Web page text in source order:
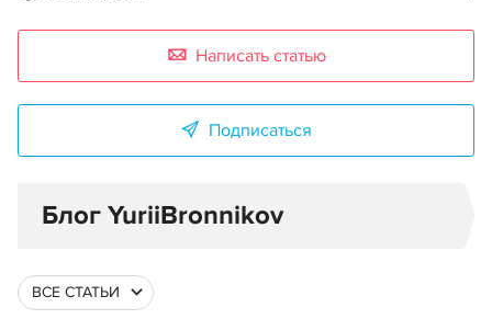
Написать статью
Подписаться
Блог YuriiBronnikov
ВСЕ СТАТЬИ